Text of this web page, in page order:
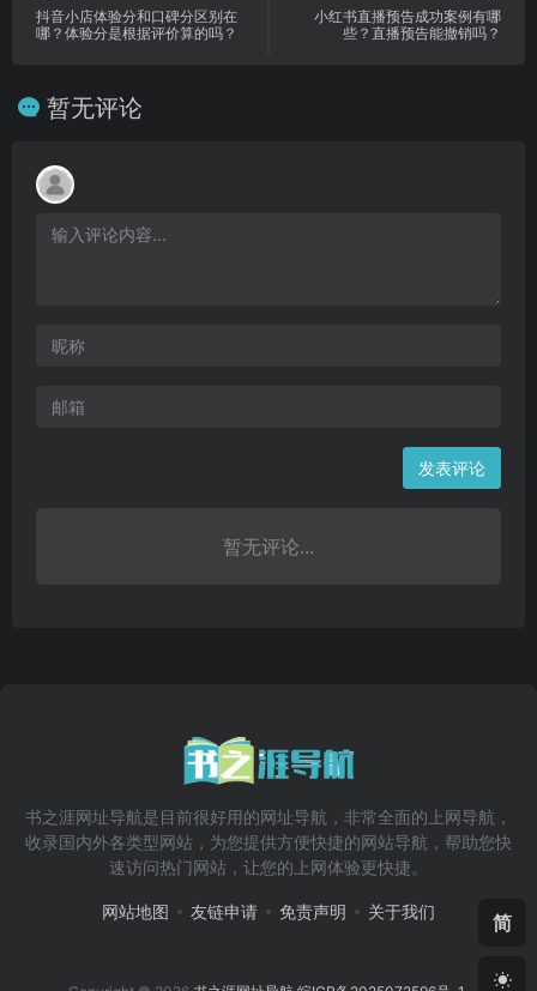
抖音小店体验分和口碑分区别在
哪？体验分是根据评价算的吗？
小红书直播预告成功案例有哪
些？直播预告能撤销吗？
暂无评论
发表评论
暂无评论...
书之涯网址导航是目前很好用的网址导航，非常全面的上网导航，
收录国内外各类型网站，为您提供方便快捷的网站导航，帮助您快
速访问热门网站，让您的上网体验更快捷。
网站地图 友链申请 免责声明 关于我们 简